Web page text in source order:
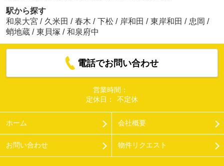
駅から探す
和泉大宮 / 久米田 / 春木 / 下松 / 岸和田 / 東岸和田 / 忠岡 /
蛸地蔵 / 東貝塚 / 和泉府中
電話でお問い合わせ
営業時間：
定休日：
不定休
ホーム 会社概要
お問い合わせ 物件リクエスト